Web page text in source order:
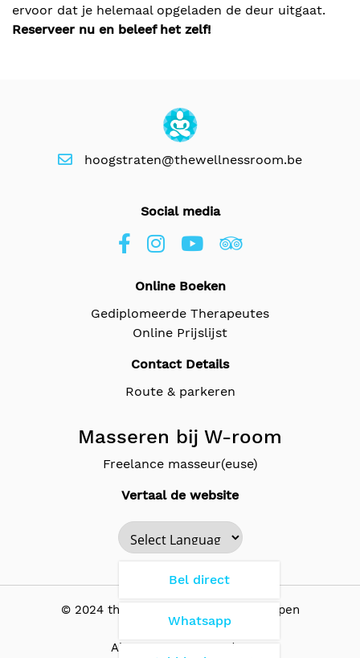
ervoor dat je helemaal opgeladen de deur uitgaat.
Reserveer nu en beleef het zelf!
hoogstraten@thewellnessroom.be
Social media
Online Boeken
Gediplomeerde Therapeutes
Online Prijslijst
Contact Details
Route & parkeren
Masseren bij W-room
Freelance masseur(euse)
Vertaal de website
Powered by
© 2024 the Wellness Room - Antwerpen
Algemene Voorwaarden
Bel direct
Whatsapp